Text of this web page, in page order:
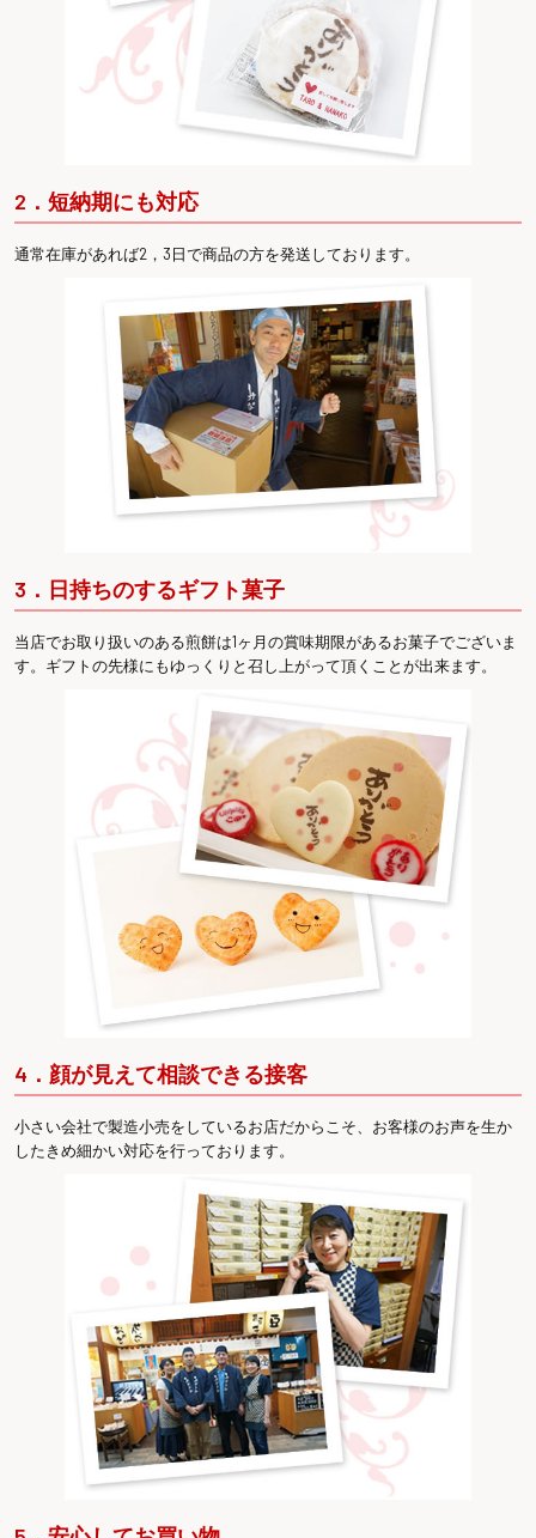
2．短納期にも対応
通常在庫があれば2，3日で商品の方を発送しております。
3．日持ちのするギフト菓子
当店でお取り扱いのある煎餅は1ヶ月の賞味期限があるお菓子でございま
す。ギフトの先様にもゆっくりと召し上がって頂くことが出来ます。
4．顔が見えて相談できる接客
小さい会社で製造小売をしているお店だからこそ、お客様のお声を生か
したきめ細かい対応を行っております。